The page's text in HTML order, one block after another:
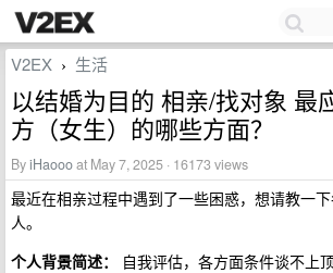
V2EX › 生活
以结婚为目的 相亲/找对象 最
方（女生）的哪些方面？
ByiHaoooat May 7, 2025 · 16173 views
最近在相亲过程中遇到了一些困惑，想请教一
人。
个人背景简述：
自我评估，各方面条件谈不上